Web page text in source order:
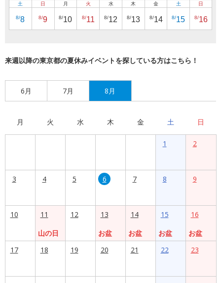
土
8/8
日
8/9
月
8/10
火
8/11
水
8/12
木
8/13
金
8/14
土
8/15
日
8/16
来週以降の東京都の夏休みイベントを探している方はこちら！
6月 7月 8月
月 火 水 木 金 土 日
1 2
3 4 5 6 7 8 9
10
11
山の日
12
13
お盆
14
お盆
15
お盆
16
お盆
17
18 19 20 21 22 23